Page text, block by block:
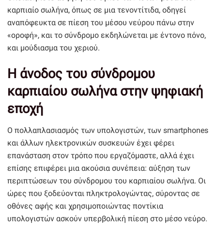
καρπιαίο σωλήνα, όπως σε μια τενοντίτιδα, οδηγεί
αναπόφευκτα σε πίεση του μέσου νεύρου πάνω στην
«οροφή», και το σύνδρομο εκδηλώνεται με έντονο πόνο,
και μούδιασμα του χεριού.
Η άνοδος του σύνδρομου
καρπιαίου σωλήνα στην ψηφιακή
εποχή
Ο πολλαπλασιασμός των υπολογιστών, των smartphones
και άλλων ηλεκτρονικών συσκευών έχει φέρει
επανάσταση στον τρόπο που εργαζόμαστε, αλλά έχει
επίσης επιφέρει μια ακούσια συνέπεια: αύξηση των
περιπτώσεων του σύνδρομου του καρπιαίου σωλήνα. Οι
ώρες που ξοδεύονται πληκτρολογώντας, σύροντας σε
οθόνες αφής και χρησιμοποιώντας ποντίκια
υπολογιστών ασκούν υπερβολική πίεση στο μέσο νεύρο.